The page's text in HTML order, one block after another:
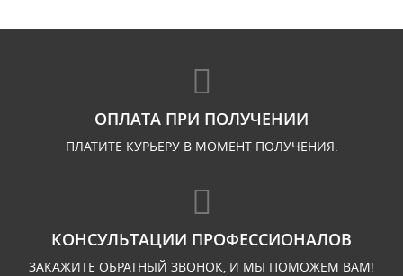
ОПЛАТА ПРИ ПОЛУЧЕНИИ
ПЛАТИТЕ КУРЬЕРУ В МОМЕНТ ПОЛУЧЕНИЯ.
КОНСУЛЬТАЦИИ ПРОФЕССИОНАЛОВ
ЗАКАЖИТЕ ОБРАТНЫЙ ЗВОНОК, И МЫ ПОМОЖЕМ ВАМ!